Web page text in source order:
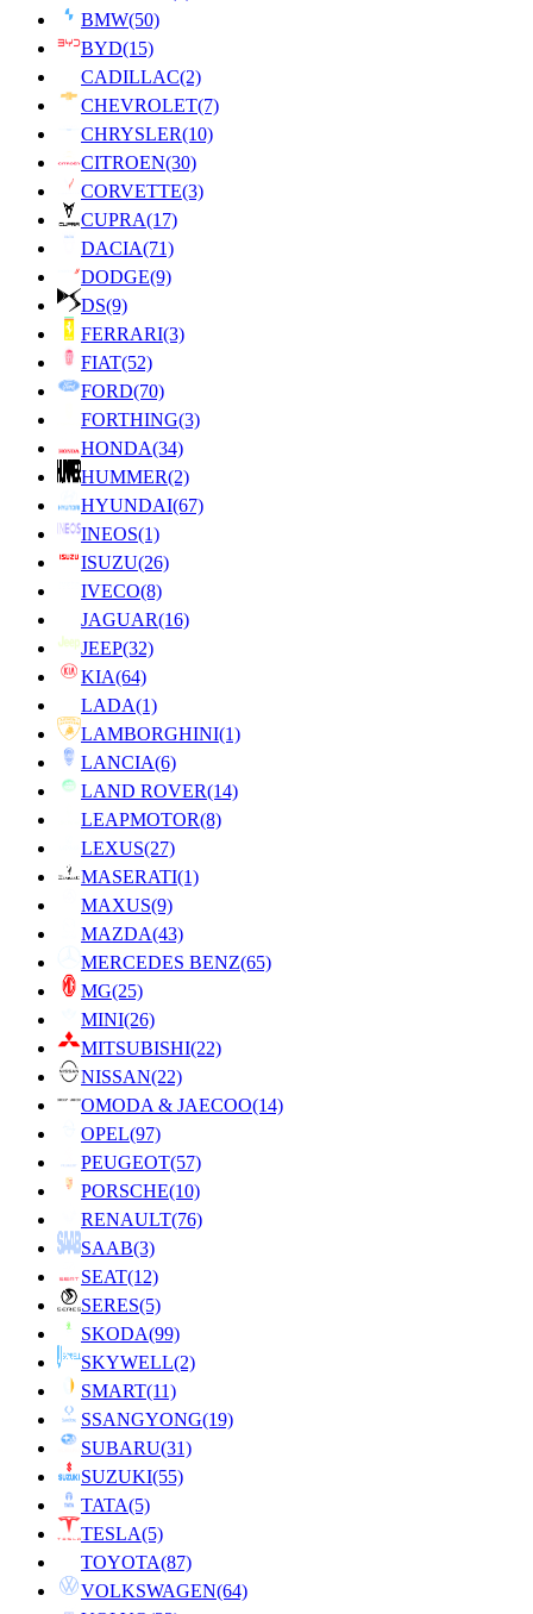
BMW(50)
BYD(15)
CADILLAC(2)
CHEVROLET(7)
CHRYSLER(10)
CITROEN(30)
CORVETTE(3)
CUPRA(17)
DACIA(71)
DODGE(9)
DS(9)
FERRARI(3)
FIAT(52)
FORD(70)
FORTHING(3)
HONDA(34)
HUMMER(2)
HYUNDAI(67)
INEOS(1)
ISUZU(26)
IVECO(8)
JAGUAR(16)
JEEP(32)
KIA(64)
LADA(1)
LAMBORGHINI(1)
LANCIA(6)
LAND ROVER(14)
LEAPMOTOR(8)
LEXUS(27)
MASERATI(1)
MAXUS(9)
MAZDA(43)
MERCEDES BENZ(65)
MG(25)
MINI(26)
MITSUBISHI(22)
NISSAN(22)
OMODA & JAECOO(14)
OPEL(97)
PEUGEOT(57)
PORSCHE(10)
RENAULT(76)
SAAB(3)
SEAT(12)
SERES(5)
SKODA(99)
SKYWELL(2)
SMART(11)
SSANGYONG(19)
SUBARU(31)
SUZUKI(55)
TATA(5)
TESLA(5)
TOYOTA(87)
VOLKSWAGEN(64)